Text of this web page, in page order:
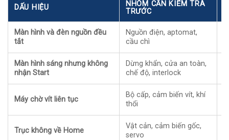
DẤU HIỆU
NHÓM CẦN KIỂM TRA
TRƯỚC
Màn hình và đèn nguồn đều
tắt
Nguồn điện, aptomat,
cầu chì
Màn hình sáng nhưng không
nhận Start
Dừng khẩn, cửa an toàn,
chế độ, interlock
Máy chờ vít liên tục
Bộ cấp, cảm biến vít, khí
thổi
Trục không về Home
Vật cản, cảm biến gốc,
servo